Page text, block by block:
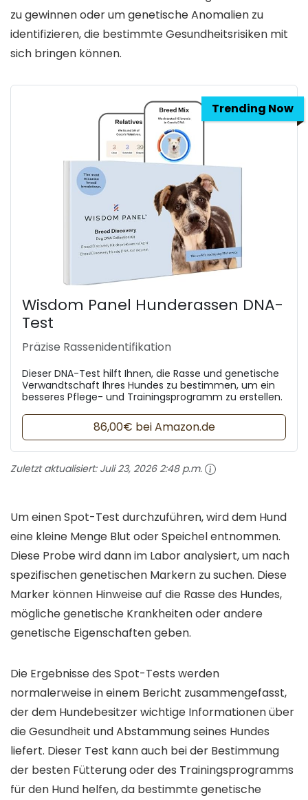
zu gewinnen oder um genetische Anomalien zu
identifizieren, die bestimmte Gesundheitsrisiken mit
sich bringen können.
Trending Now
Wisdom Panel Hunderassen DNA-
Test
Präzise Rassenidentifikation
Dieser DNA-Test hilft Ihnen, die Rasse und genetische
Verwandtschaft Ihres Hundes zu bestimmen, um ein
besseres Pflege- und Trainingsprogramm zu erstellen.
86,00€ bei Amazon.de
Zuletzt aktualisiert: Juli 23, 2026 2:48 p.m.
Um einen Spot-Test durchzuführen, wird dem Hund
eine kleine Menge Blut oder Speichel entnommen.
Diese Probe wird dann im Labor analysiert, um nach
spezifischen genetischen Markern zu suchen. Diese
Marker können Hinweise auf die Rasse des Hundes,
mögliche genetische Krankheiten oder andere
genetische Eigenschaften geben.
Die Ergebnisse des Spot-Tests werden
normalerweise in einem Bericht zusammengefasst,
der dem Hundebesitzer wichtige Informationen über
die Gesundheit und Abstammung seines Hundes
liefert. Dieser Test kann auch bei der Bestimmung
der besten Fütterung oder des Trainingsprogramms
für den Hund helfen, da bestimmte genetische